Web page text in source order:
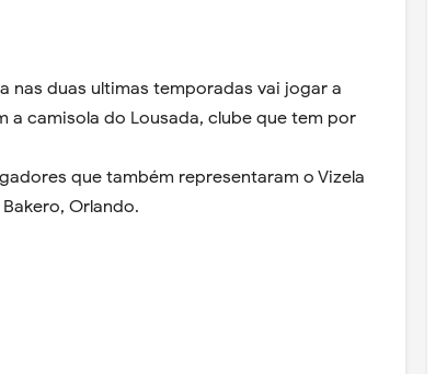
nas duas ultimas temporadas vai jogar a
camisola do Lousada, clube que tem por
que também representaram o Vizela
Orlando.